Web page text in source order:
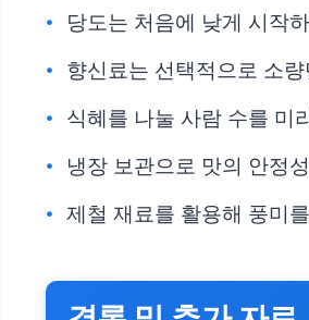
당도는 처음에 낮게 시작
향신료는 선택적으로 소
식혜를 나눌 사람 수를 미
냉장 보관으로 맛의 안정
제철 재료를 활용해 풍미